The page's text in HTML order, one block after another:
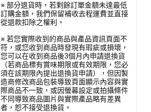
※ 部分退貨時，若剩餘訂單金額未達最低
訂購金額，我們保留補收去程運費並直接
從退款扣除之權利。
※ 若您實際收到的商品與產品資訊頁面不
符，或您收到商品時發現有瑕疵或損壞，
您可以在收到商品後3個月內申請退換貨
（若商品標有賞味期限或有效期限，您必
須在該期限內提出退換貨申請），但因製
造商修改商品包裝導致頁面顯示內容與實
際商品不一致，或因螢幕設定或拍攝條件
不同導致商品圖片與實際產品略有差異
者，恕不接受退換貨。